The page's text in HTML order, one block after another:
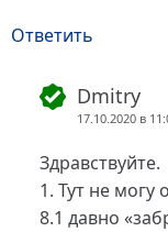
Ответить
Dmitry
17.10.2020 в
Здравствуйте.
1. Тут не могу
8.1 давно